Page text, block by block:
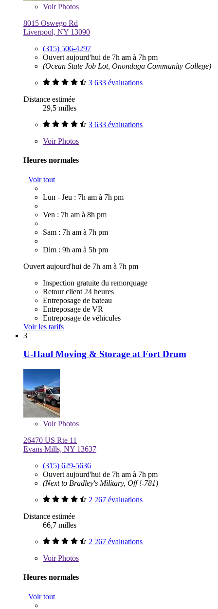
VoirPhotos
8015 Oswego Rd
Liverpool, NY 13090
(315) 506-4297
Ouvert aujourd'hui de 7h am à 7h pm
(Ocean State Job Lot, Onondaga Community College)
3 633 évaluations
Distance estimée
29,5 milles
3 633 évaluations
VoirPhotos
Heures normales
Voir tout
Lun - Jeu : 7h am à 7h pm
Ven : 7h am à 8h pm
Sam : 7h am à 7h pm
Dim : 9h am à 5h pm
Ouvert aujourd'hui de 7h am à 7h pm
Inspection gratuite du remorquage
Retour client 24 heures
Entreposage de bateau
Entreposage de VR
Entreposage de véhicules
Voir les tarifs
3
U-Haul Moving & Storage at Fort Drum
VoirPhotos
26470 US Rte 11
Evans Mills, NY 13637
(315) 629-5636
Ouvert aujourd'hui de 7h am à 7h pm
(Next to Bradley's Military, Off !-781)
2 267 évaluations
Distance estimée
66,7 milles
2 267 évaluations
VoirPhotos
Heures normales
Voir tout